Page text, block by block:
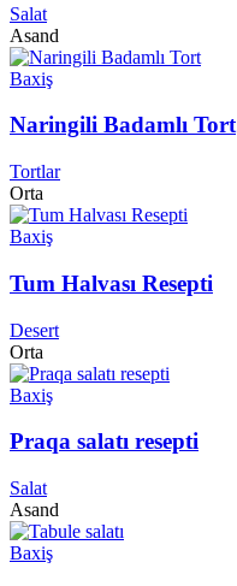
Salat
Asand
Baxiş
Naringili Badamlı Tort
Tortlar
Orta
Baxiş
Tum Halvası Resepti
Desert
Orta
Baxiş
Praqa salatı resepti
Salat
Asand
Baxiş